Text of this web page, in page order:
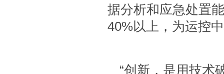
据分析和应急处置
40%以上，为运控
“创新，是用技术